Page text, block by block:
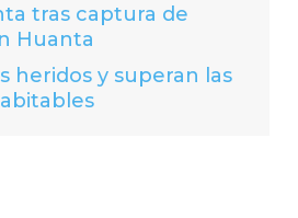
tras captura de
Huanta
heridos y superan las